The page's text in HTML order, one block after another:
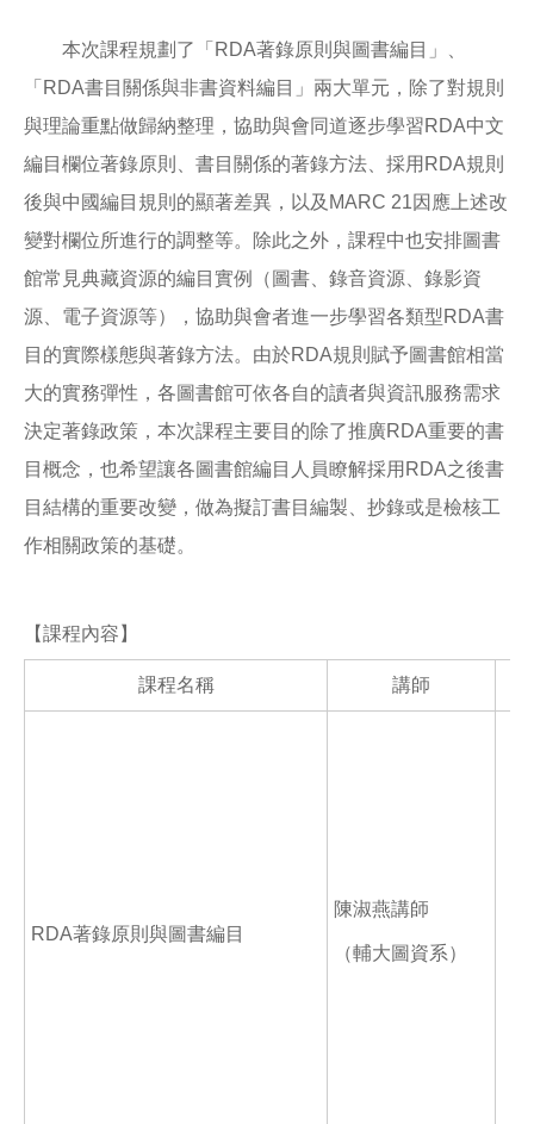
本次課程規劃了「RDA著錄原則與圖書編目」、
「RDA書目關係與非書資料編目」兩大單元，除了對規則
與理論重點做歸納整理，協助與會同道逐步學習RDA中文
編目欄位著錄原則、書目關係的著錄方法、採用RDA規則
後與中國編目規則的顯著差異，以及MARC 21因應上述改
變對欄位所進行的調整等。除此之外，課程中也安排圖書
館常見典藏資源的編目實例（圖書、錄音資源、錄影資
源、電子資源等），協助與會者進一步學習各類型RDA書
目的實際樣態與著錄方法。由於RDA規則賦予圖書館相當
大的實務彈性，各圖書館可依各自的讀者與資訊服務需求
決定著錄政策，本次課程主要目的除了推廣RDA重要的書
目概念，也希望讓各圖書館編目人員瞭解採用RDA之後書
目結構的重要改變，做為擬訂書目編製、抄錄或是檢核工
作相關政策的基礎。
【課程內容】
課程名稱 講師
RDA著錄原則與圖書編目
陳淑燕講師
（輔大圖資系）